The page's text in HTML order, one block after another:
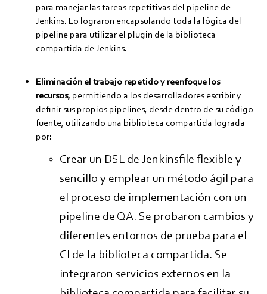
para manejar las tareas repetitivas del pipeline de
Jenkins. Lo lograron encapsulando toda la lógica del
pipeline para utilizar el plugin de la biblioteca
compartida de Jenkins.
Eliminación el trabajo repetido y reenfoque los
recursos, permitiendo a los desarrolladores escribir y
definir sus propios pipelines, desde dentro de su código
fuente, utilizando una biblioteca compartida lograda
por:
Crear un DSL de Jenkinsfile flexible y
sencillo y emplear un método ágil para
el proceso de implementación con un
pipeline de QA. Se probaron cambios y
diferentes entornos de prueba para el
CI de la biblioteca compartida. Se
integraron servicios externos en la